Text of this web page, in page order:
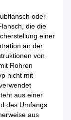
oder
die die
einer
an der
von
Rohren
nicht mit
aus einer
des Umfangs
aus